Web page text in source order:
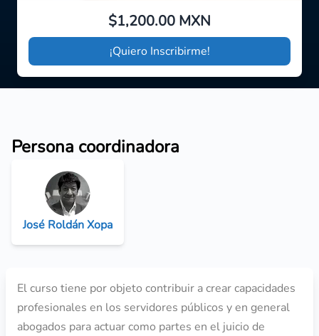
$1,200.00 MXN
¡Quiero Inscribirme!
Persona coordinadora
José Roldán Xopa
El curso tiene por objeto contribuir a crear capacidades
profesionales en los servidores públicos y en general
abogados para actuar como partes en el juicio de